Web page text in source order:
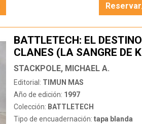
BATTLETECH: EL
CLANES (LA SANGRE DE
VOL 3)
STACKPOLE, MICHAEL A.
Editorial: TIMUN MAS
Año de edición: 1997
Colección: BATTLETECH
Tipo de encuadernación: tapa blanda